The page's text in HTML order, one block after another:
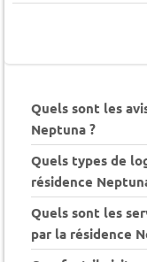
Quels sont les
Neptuna ?
Quels types de
résidence
Quels sont les
par la résidence